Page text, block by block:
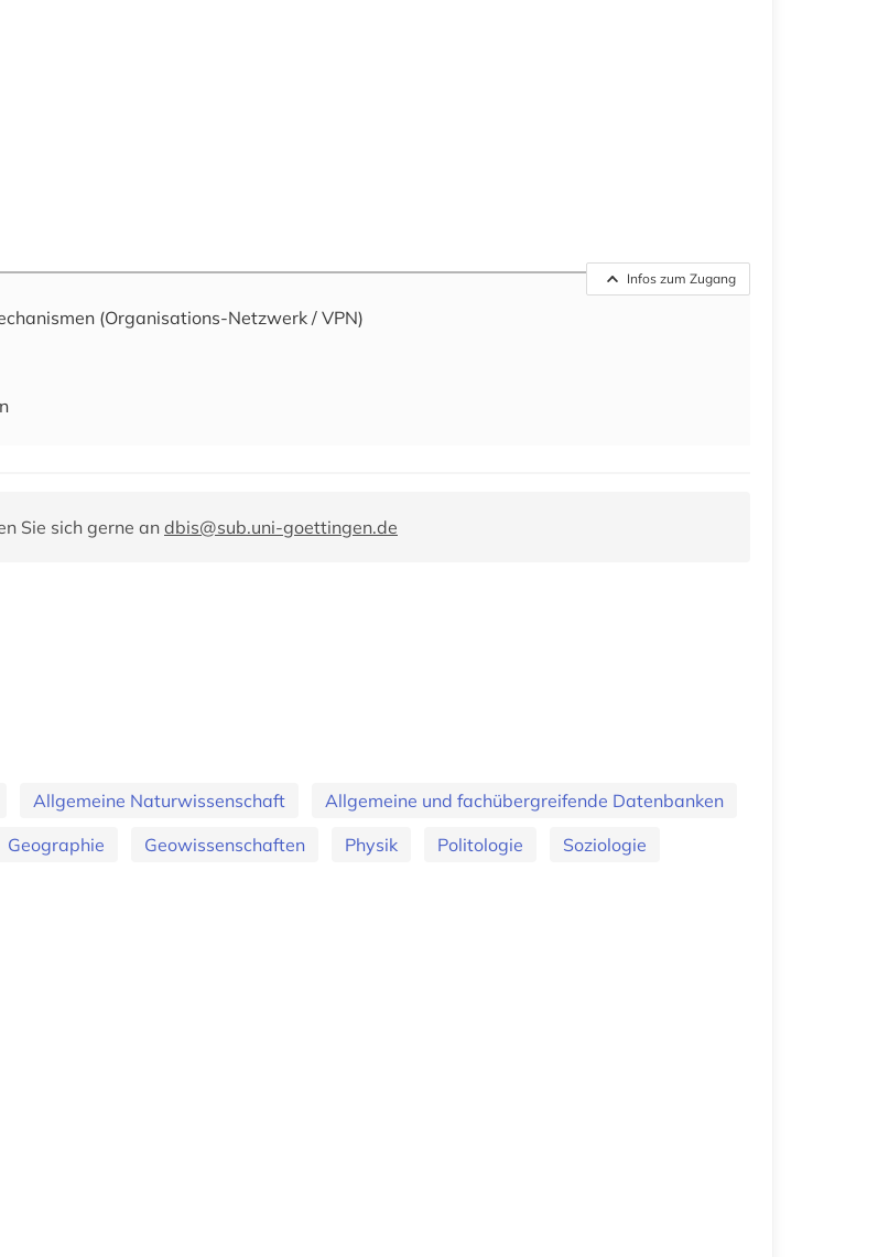
Infos zum Zugang
(Organisations-Netzwerk / VPN)
Sie sich gerne an dbis@sub.uni-goettingen.de
Allgemeine Naturwissenschaft
Allgemeine und fachübergreifende Datenbanken
Geographie Geowissenschaften Physik Politologie
Soziologie